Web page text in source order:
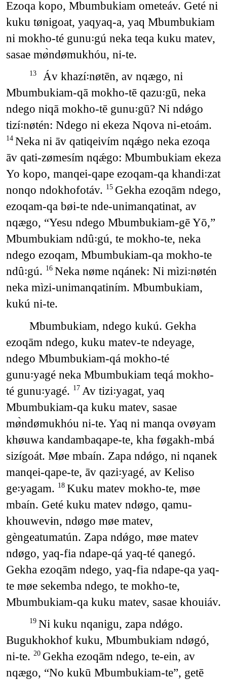
Ezoqa kopo, Mbumbukiam ometeáv. Geté ni
kuku tønigoat, yaqyaq-a, yaq Mbumbukiam
ni mokho-té gunu꞉gú neka teqa kuku matev,
sasae mø̀ndømukhóu, ni-te.
13
Áv khazí꞉nøtēn, av nqægo, ni
Mbumbukiam-qā mokho-tē qazu꞉gū, neka
ndego niqā mokho-tē gunu꞉gū? Ni ndǿgo
tizí꞉nøtén: Ndego ni ekeza Nqova ni-etoám.
14 Neka ni āv qatiqeivím nqǽgo neka ezoqa
āv qati-zømesím nqǽgo: Mbumbukiam ekeza
Yo kopo, manqei-qape ezoqam-qa khandi꞉zat
nonqo ndokhofotáv. 15 Gekha ezoqām ndego,
ezoqam-qa bøi-te nde-unimanqatinat, av
nqægo, “Yesu ndego Mbumbukiam-gē Yō,”
Mbumbukiam ndû꞉gú, te mokho-te, neka
ndego ezoqam, Mbumbukiam-qa mokho-te
ndû꞉gú. 16 Neka nøme nqánek: Ni mìzi꞉nøtén
neka mìzi-unimanqatiním. Mbumbukiam,
kukú ni-te.
Mbumbukiam, ndego kukú. Gekha
ezoqām ndego, kuku matev-te ndeyage,
ndego Mbumbukiam-qá mokho-té
gunu꞉yagé neka Mbumbukiam teqá mokho-
té gunu꞉yagé. 17 Av tizi꞉yagat, yaq
Mbumbukiam-qa kuku matev, sasae
mø̀ndømukhóu ni-te. Yaq ni manqa ovøyam
khøuwa kandambaqape-te, kha føgakh-mbá
sizígoát. Møe mbaín. Zapa ndǿgo, ni nqanek
manqei-qape-te, āv qazi꞉yagé, av Keliso
ge꞉yagam. 18 Kuku matev mokho-te, møe
mbaín. Geté kuku matev ndøgo, qamu-
khouwevɨn, ndøgo møe matev,
gèngeatumatún. Zapa ndǿgo, møe matev
ndøgo, yaq-fia ndape-qá yaq-té qanegó.
Gekha ezoqām ndego, yaq-fia ndape-qa yaq-
te møe sekemba ndego, te mokho-te,
Mbumbukiam-qa kuku matev, sasae khouiáv.
19 Ni kuku nqanigu, zapa ndǿgo.
Bugukhokhof kuku, Mbumbukiam ndøgó,
ni-te. 20 Gekha ezoqām ndego, te-ein, av
nqægo, “No kukū Mbumbukiam-te”, getē